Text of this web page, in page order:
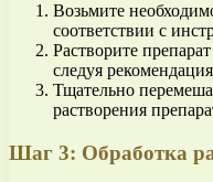
Возьмите
соответствии с
Растворите
следуя
Тщательно
растворения
Шаг 3: Обработка